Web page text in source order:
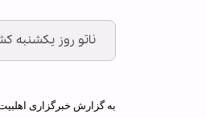
ناتو روز يكشنبه
به گزارش خبرگزاری